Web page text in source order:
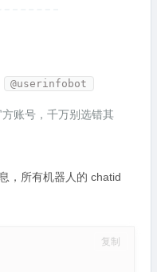
@userinfobot
账号，千万别选错其
，所有机器人的 chatid
复制